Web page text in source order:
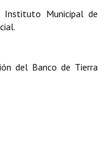
Instituto Municipal de
del Banco de Tierra